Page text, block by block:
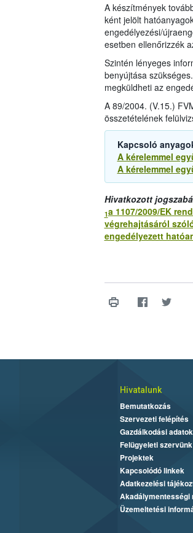
A készítmények
ként jelölt
engedélyezési/
esetben ellenőrizzék
Szintén lényeges
benyújtása
megküldheti az
A 89/2004. (V.15.)
összetételének
Kapcsoló
A kérelemmel
A kérelemmel
Hivatkozott
1a 1107/2009/EK
végrehajtásáról
engedélyezett
Hivatalunk
Bemutatkozás
Szervezeti felépítés
Gazdálkodási adatok
Felügyeleti szervünk
Projektek
Kapcsolódó linkek
Adatkezelési
Akadálymentességi
Üzemeltetési